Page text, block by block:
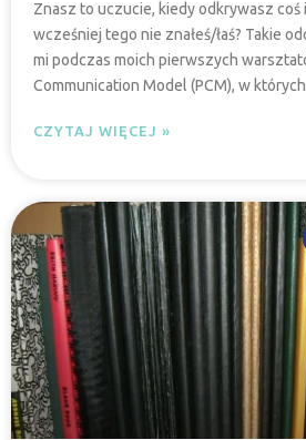
Znasz to uczucie, kiedy odkrywasz coś
wcześniej tego nie znałeś/łaś? Takie
mi podczas moich pierwszych
Communication Model (PCM), w
CZYTAJ WIĘCEJ »